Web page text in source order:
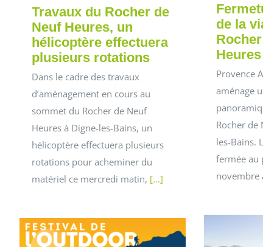
Travaux du Rocher de
Neuf Heures, un
hélicoptère effectuera
plusieurs rotations
Dans le cadre des travaux
d’aménagement en cours au
sommet du Rocher de Neuf
Heures à Digne-les-Bains, un
hélicoptère effectuera plusieurs
rotations pour acheminer du
matériel ce mercredi matin, [...]
de la
Provence
aménage
Rocher de
les-Bains.
fermée au
novembre